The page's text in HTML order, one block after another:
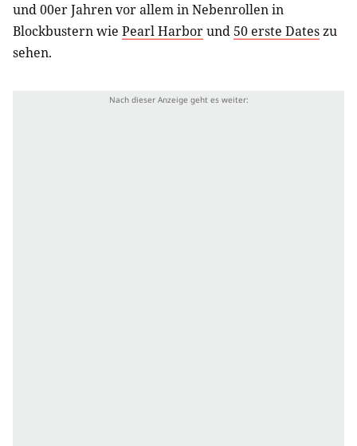
und 00er Jahren vor allem in Nebenrollen in
Blockbustern wie Pearl Harborund 50 erste Dateszu
sehen.